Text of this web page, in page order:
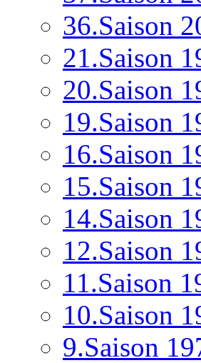
36.Saison
21.Saison
20.Saison
19.Saison
16.Saison
15.Saison
14.Saison
12.Saison
11.Saison
10.Saison
9.Saison